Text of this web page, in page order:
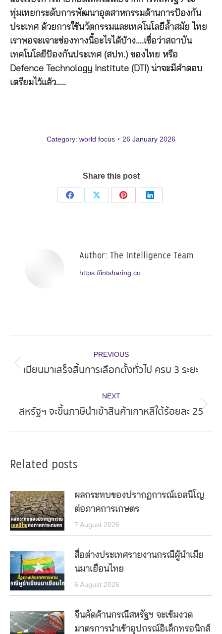
ทุ่มเทยกระดับการพัฒนาอุตสาหกรรมด้านการป้องกัน
ประเทศ ด้วยการใช้นวัตกรรมและเทคโนโลยีล้ำสมัย ไทย
เราพอจะเจาะช่องทางนี้อะไรได้บ้าง….เชื่อว่าสถาบัน
เทคโนโลยีป้องกันประเทศ (สปท.) ของไทย หรือ
Defence Technology Institute (DTI) น่าจะมีคำตอบ
เตรียมไว้แล้ว…..
Category: world focus 26 January 2026
Share this post
Share
Share
Share
Share
Author: The Intelligence Team
https://intsharing.co
navigation
PREVIOUS
Previous
เมียนมาเสร็จสิ้นการเลือกตั้งทั่วไป ครบ 3 ระยะ
NEXT
Next
สหรัฐฯ จะขึ้นภาษีนำเข้าสินค้าเกาหลีใต้ร้อยละ 25
Related posts
ผลกระทบของปรากฏการณ์เอลนีโญ
ต่อภาคการเกษตร
7 August 2026
สื่อต่างประเทศรายงานกรณีผู้นำเมีย
นมาเยือนไทย
6 August 2026
จีนคัดค้านกรณีสหรัฐฯ จะเข้มงวด
มาตรการนำเข้าอุปกรณ์อิเล็กทรอนิกส์